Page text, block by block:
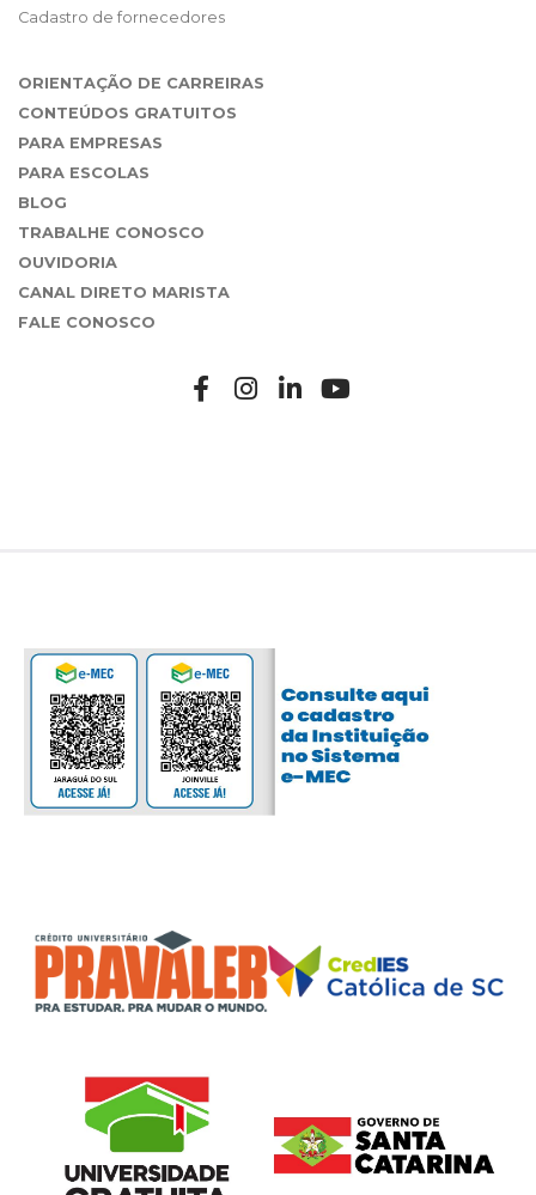
Cadastro de fornecedores
ORIENTAÇÃO DE CARREIRAS
CONTEÚDOS GRATUITOS
PARA EMPRESAS
PARA ESCOLAS
BLOG
TRABALHE CONOSCO
OUVIDORIA
CANAL DIRETO MARISTA
FALE CONOSCO